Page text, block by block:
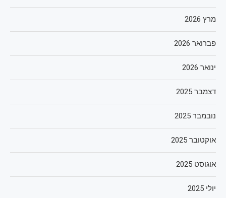
מרץ 2026
פברואר 2026
ינואר 2026
דצמבר 2025
נובמבר 2025
אוקטובר 2025
אוגוסט 2025
יולי 2025